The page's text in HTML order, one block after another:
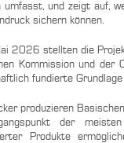
umfasst, und zeigt auf,
sichern können.
2026 stellten die
Kommission und
fundierte
produzieren
der
Produkte